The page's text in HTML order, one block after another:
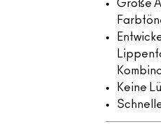
Große
Keine